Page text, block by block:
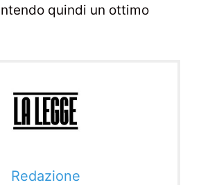
quindi un ottimo
Redazione